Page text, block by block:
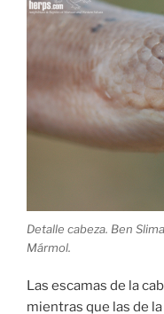
Detalle cabeza. Ben
Mármol.
Las escamas de la
mientras que las de